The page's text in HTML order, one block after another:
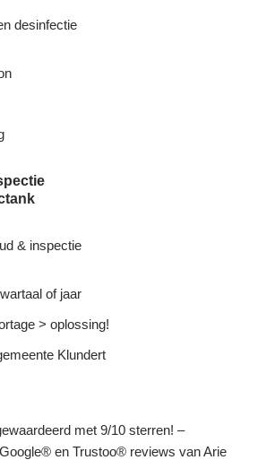
desinfectie
& inspectie
of jaar
> oplossing!
Klundert
met 9/10 sterren! –
en Trustoo® reviews van Arie